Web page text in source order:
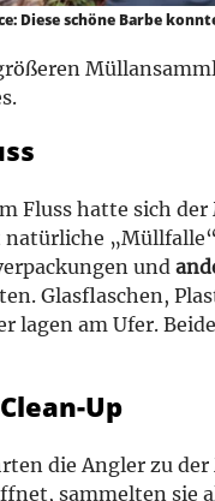
Diese schöne Barbe
Fluss hatte sich
natürliche
und
Glasflaschen,
lagen am Ufer.
Up
die Angler zu
sammelten sie